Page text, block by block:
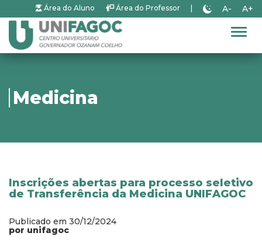
Área do Aluno Área do Professor A- A+
Medicina
Inscrições abertas para processo seletivo
de Transferência da Medicina UNIFAGOC
Publicado em 30/12/2024
por unifagoc